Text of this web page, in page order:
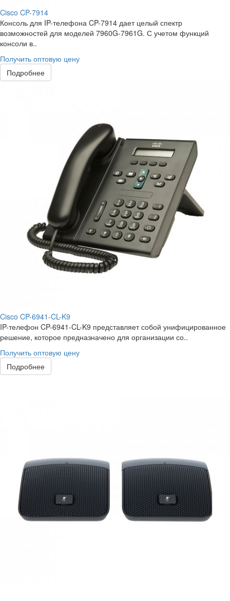
Cisco CP-7914
Консоль для IP-телефона CP-7914 дает целый спектр
возможностей для моделей 7960G-7961G. С учетом функций
консоли в..
Получить оптовую цену
Подробнее
Cisco CP-6941-CL-K9
IP-телефон CP-6941-CL-K9 представляет собой унифицированное
решение, которое предназначено для организации со..
Получить оптовую цену
Подробнее